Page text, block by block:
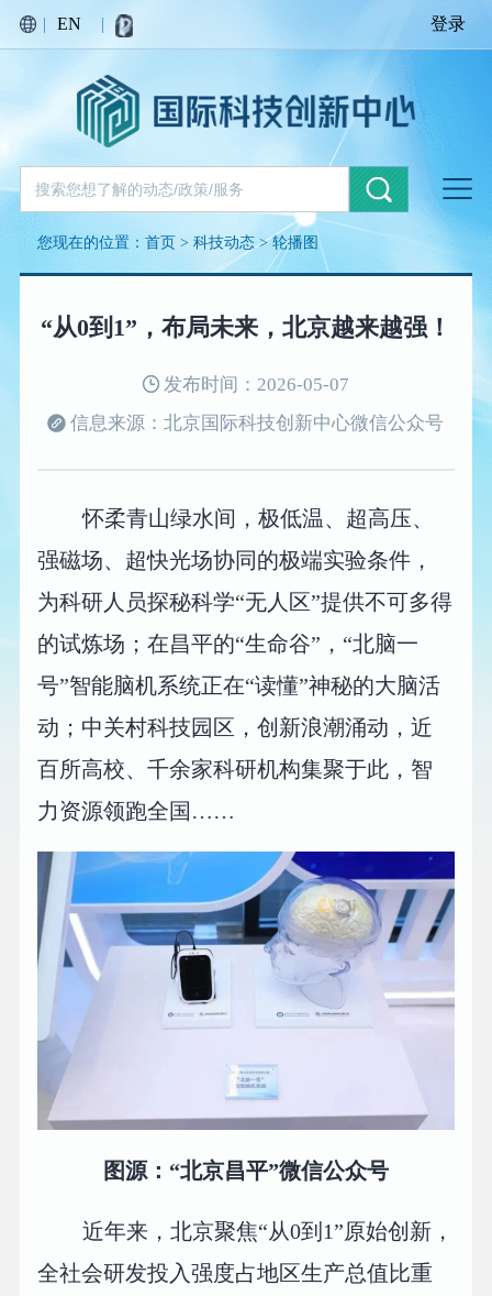
| EN | 登录
您现在的位置：首页 >科技动态>轮播图
“从0到1”，布局未来，北京越来越强！
发布时间：2026-05-07
信息来源：北京国际科技创新中心微信公众号
怀柔青山绿水间，极低温、超高压、
强磁场、超快光场协同的极端实验条件，
为科研人员探秘科学“无人区”提供不可多得
的试炼场；在昌平的“生命谷”，“北脑一
号”智能脑机系统正在“读懂”神秘的大脑活
动；中关村科技园区，创新浪潮涌动，近
百所高校、千余家科研机构集聚于此，智
力资源领跑全国……
图源：“北京昌平”微信公众号
近年来，北京聚焦“从0到1”原始创新，
全社会研发投入强度占地区生产总值比重